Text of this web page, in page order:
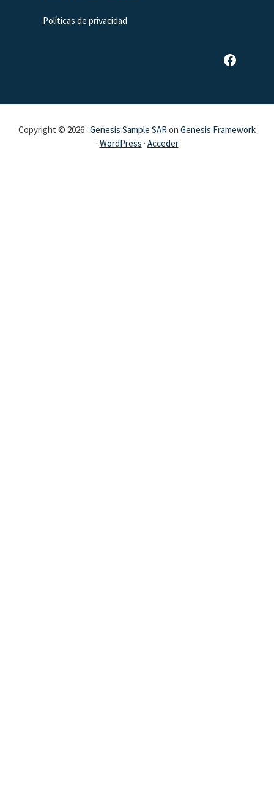
Políticas de privacidad
Página de Facebook de SAR
Copyright © 2026 · Genesis Sample SARon Genesis Framework
· WordPress · Acceder